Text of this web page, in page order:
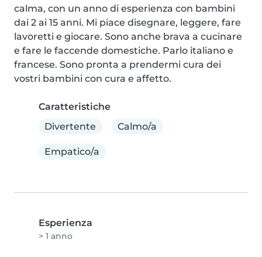
calma, con un anno di esperienza con bambini
dai 2 ai 15 anni. Mi piace disegnare, leggere, fare
lavoretti e giocare. Sono anche brava a cucinare
e fare le faccende domestiche. Parlo italiano e
francese. Sono pronta a prendermi cura dei
vostri bambini con cura e affetto.
Caratteristiche
Divertente
Calmo/a
Empatico/a
Esperienza
> 1 anno